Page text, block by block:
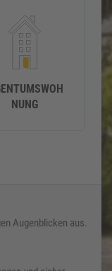
NUNG
Augenblicken aus.